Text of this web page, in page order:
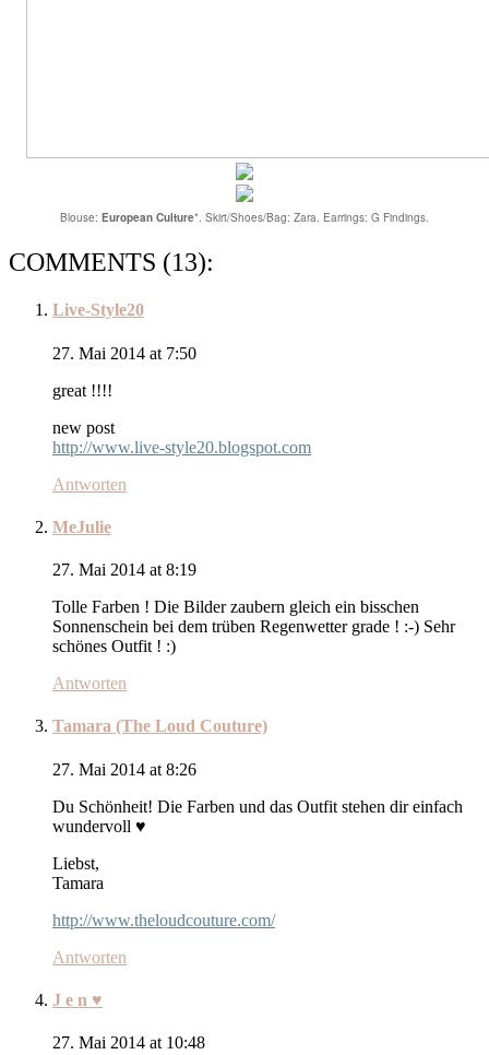
Blouse: European Culture*. Skirt/Shoes/Bag: Zara. Earrings: G Findings.
COMMENTS (13):
Live-Style20
27. Mai 2014 at 7:50
great !!!!
new post
http://www.live-style20.blogspot.com
Antworten
MeJulie
27. Mai 2014 at 8:19
Tolle Farben ! Die Bilder zaubern gleich ein bisschen
Sonnenschein bei dem trüben Regenwetter grade ! :-) Sehr
schönes Outfit ! :)
Antworten
Tamara (The Loud Couture)
27. Mai 2014 at 8:26
Du Schönheit! Die Farben und das Outfit stehen dir einfach
wundervoll ♥
Liebst,
Tamara
http://www.theloudcouture.com/
Antworten
J e n ♥
27. Mai 2014 at 10:48